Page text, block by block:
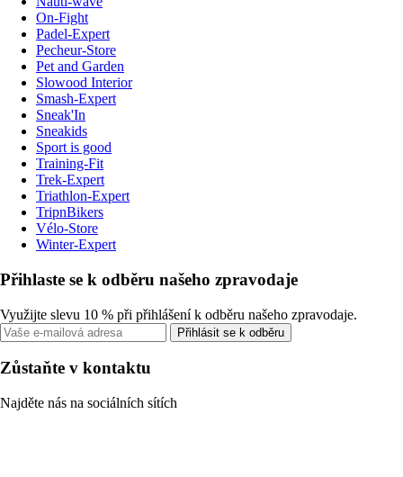
On-Fight
Padel-Expert
Pecheur-Store
Pet and Garden
Slowood Interior
Smash-Expert
Sneak'In
Sneakids
Sport is good
Training-Fit
Trek-Expert
Triathlon-Expert
TripnBikers
Vélo-Store
Winter-Expert
Přihlaste se k odběru našeho zpravodaje
Využijte slevu 10 % při přihlášení k odběru našeho zpravodaje.
Přihlásit se k odběru
Zůstaňte v kontaktu
Najděte nás na sociálních sítích